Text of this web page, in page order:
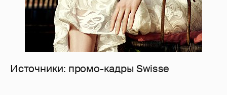
Источники: промо-кадры Swisse